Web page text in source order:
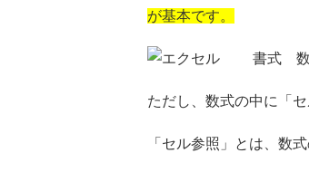
が基本です。
ただし、数式の中に「
「セル参照」とは、数